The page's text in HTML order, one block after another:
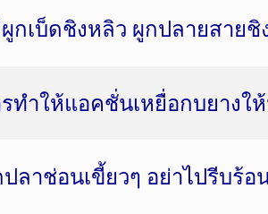
กเบ็ดชิงหลิว ผูกปลายสาย
ทำให้แอคชั่นเหยื่อกบยางใ
ลาช่อนเขี้ยวๆ อย่าไปรีบร้อ